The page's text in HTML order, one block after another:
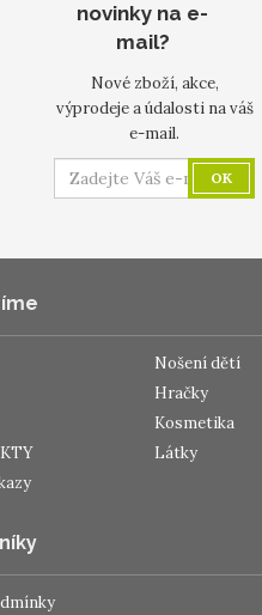
novinky na e-
mail?
Nové zboží, akce,
výprodeje a údalosti na váš
e-mail.
OK
Nošení dětí
Hračky
Kosmetika
Látky